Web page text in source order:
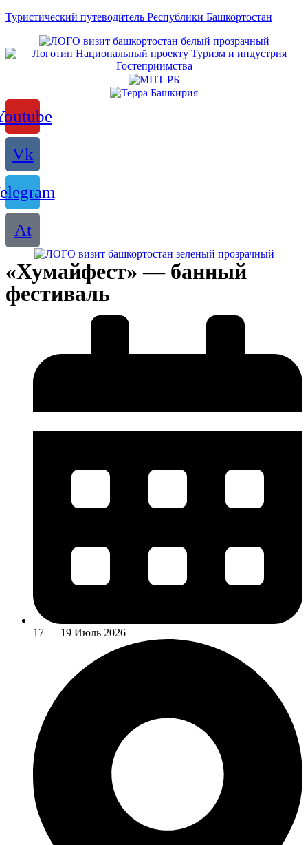
Туристический путеводитель Республики Башкортостан
Vk
At
«Хумайфест» — банный
фестиваль
17 — 19 Июль 2026